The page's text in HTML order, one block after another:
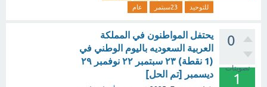
للتوحيد
23سبتمر عام
0
تصويتات
1
يحتفل المواطنون في المملكة
العربية السعوديه باليوم الوطني في
(1 نقطة) ٢٣ سبتمبر ٢٢ نوفمبر ٢٩
ديسمبر [تم الحل]